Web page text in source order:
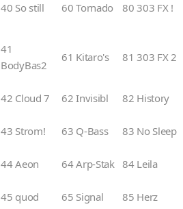
40 So still 60 Tornado 80 303 FX !
41
BodyBas2
61 Kitaro's 81 303 FX 2
42 Cloud 7 62 Invisibl 82 History
43 Strom! 63 Q-Bass 83 No Sleep
44 Aeon 64 Arp-Stak 84 Leila
45 quod 65 Signal 85 Herz